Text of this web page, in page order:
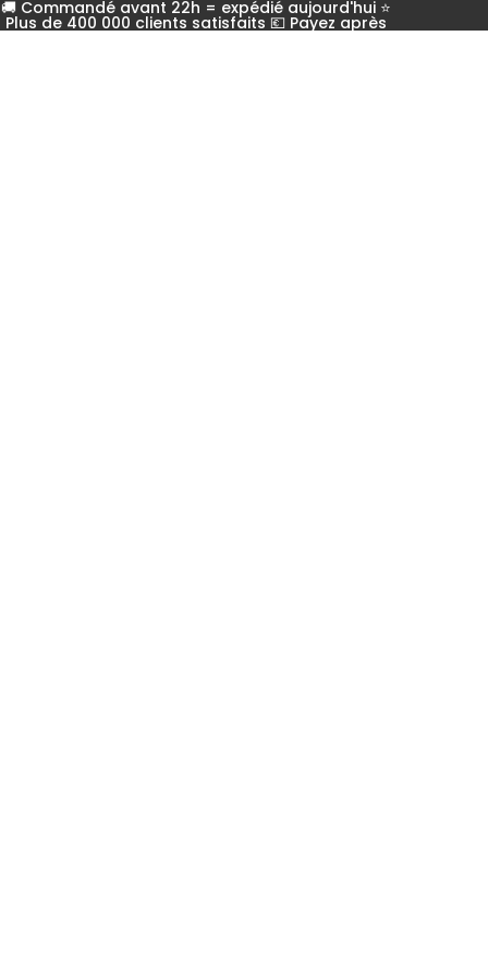
🚚 Commandé avant 22h = expédié aujourd'hui ⭐
Plus de 400 000 clients satisfaits 💶 Payez après